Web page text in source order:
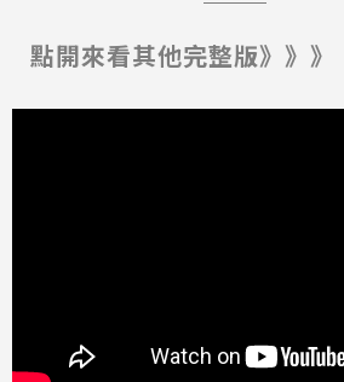
點開來看其他完整版》》》